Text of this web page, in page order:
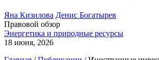
Яна Кизилова Денис Богатырев
Правовой обзор
Энергетика и природные ресурсы
18 июня, 2026